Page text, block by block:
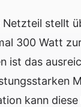
stellt
300 Watt
ist das
kann